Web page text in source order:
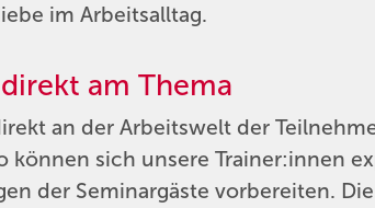
im Arbeitsalltag.
am Thema
an der Arbeitswelt der
können sich unsere Trainer:innen
der Seminargäste vorbereiten.